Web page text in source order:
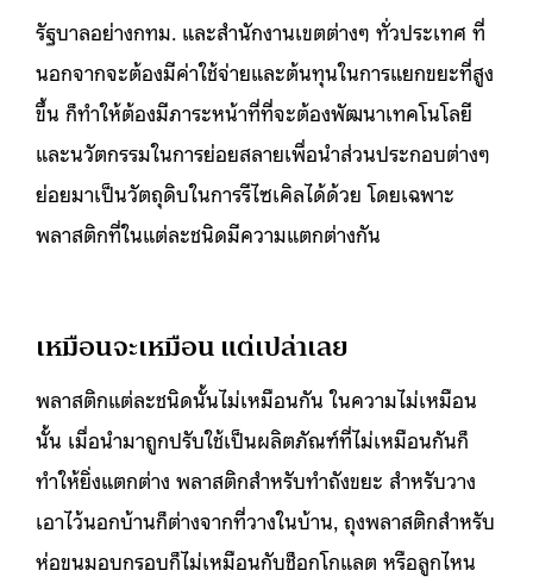
รัฐบาลอย่างกทม. และสำนักงานเขตต่างๆ ทั่วประเทศ ที่
นอกจากจะต้องมีค่าใช้จ่ายและต้นทุนในการแยกขยะที่สูง
ขึ้น ก็ทำให้ต้องมีภาระหน้าที่ที่จะต้องพัฒนาเทคโนโลยี
และนวัตกรรมในการย่อยสลายเพื่อนำส่วนประกอบต่างๆ
ย่อยมาเป็นวัตถุดิบในการรีไซเคิลได้ด้วย โดยเฉพาะ
พลาสติกที่ในแต่ละชนิดมีความแตกต่างกัน
เหมือนจะเหมือน แต่เปล่าเลย
พลาสติกแต่ละชนิดนั้นไม่เหมือนกัน ในความไม่เหมือน
นั้น เมื่อนำมาถูกปรับใช้เป็นผลิตภัณฑ์ที่ไม่เหมือนกันก็
ทำให้ยิ่งแตกต่าง พลาสติกสำหรับทำถังขยะ สำหรับวาง
เอาไว้นอกบ้านก็ต่างจากที่วางในบ้าน, ถุงพลาสติกสำหรับ
ห่อขนมอบกรอบก็ไม่เหมือนกับช็อกโกแลต หรือลูกไหน